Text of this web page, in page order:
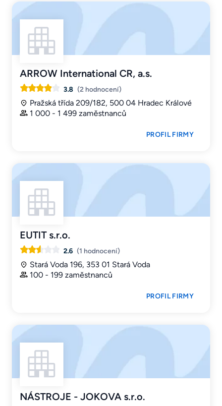
ARROW International CR, a.s.
3.8 (2 hodnocení)
Pražská třída 209/182, 500 04 Hradec Králové
1 000 - 1 499 zaměstnanců
PROFIL FIRMY
EUTIT s.r.o.
2.6 (1 hodnocení)
Stará Voda 196, 353 01 Stará Voda
100 - 199 zaměstnanců
PROFIL FIRMY
NÁSTROJE - JOKOVA s.r.o.